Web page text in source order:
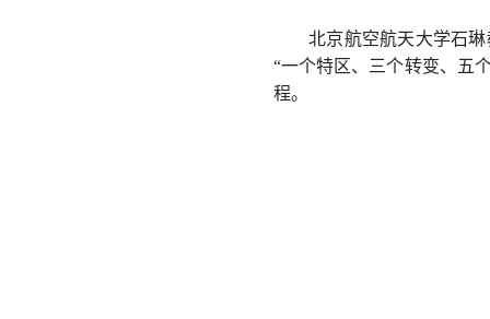
北京航空航天大学石
“一个特区、三个转变、五
程。